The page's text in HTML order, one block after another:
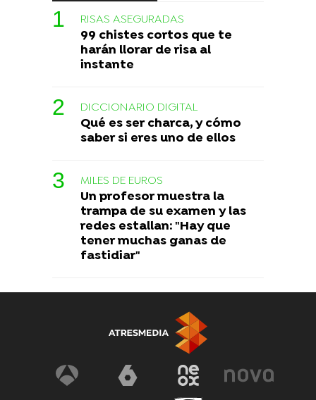
RISAS ASEGURADAS
99 chistes cortos que te
harán llorar de risa al
instante
DICCIONARIO DIGITAL
Qué es ser charca, y cómo
saber si eres uno de ellos
MILES DE EUROS
Un profesor muestra la
trampa de su examen y las
redes estallan: "Hay que
tener muchas ganas de
fastidiar"